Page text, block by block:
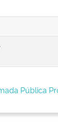
Pública